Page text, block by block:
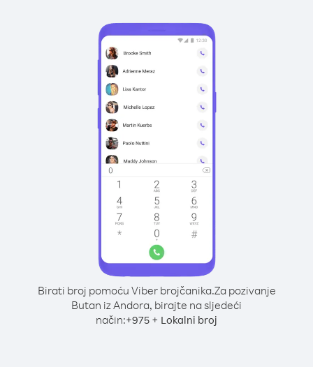
Birati broj pomoću Viber brojčanika.Za pozivanje
Butan iz Andora, birajte na sljedeći
način:+975 + Lokalni broj